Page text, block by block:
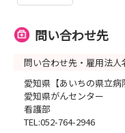
問い合わせ先
問い合わせ先・雇用法人
愛知県【あいちの県立病
愛知県がんセンター
看護部
TEL:052-764-2946